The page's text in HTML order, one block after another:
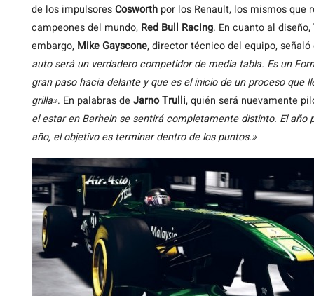
de los impulsoresCosworth por los Renault, los mismos que
campeones del mundo, Red Bull Racing. En cuanto al diseño,
embargo, Mike Gayscone, director técnico del equipo,
auto será un verdadero competidor de media tabla. Es un
gran paso hacia delante y que es el inicio de un proceso que
grilla». En palabras de Jarno Trulli, quién será nuevamente
el estar en Barhein se sentirá completamente distinto. El
año, el objetivo es terminar dentro de los puntos.»